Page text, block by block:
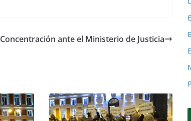
Concentración ante el Ministerio de Justicia